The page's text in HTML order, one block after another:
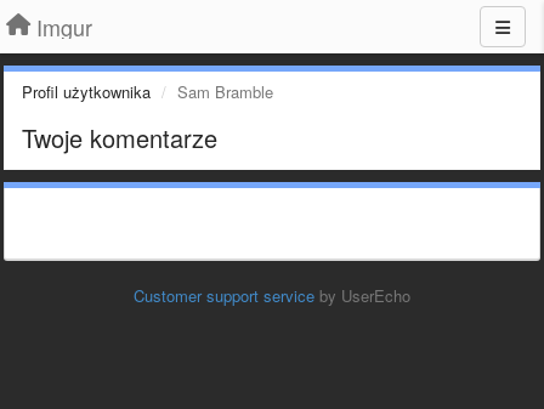
Imgur
Profil użytkownika Sam Bramble
Twoje komentarze
Customer support service by UserEcho